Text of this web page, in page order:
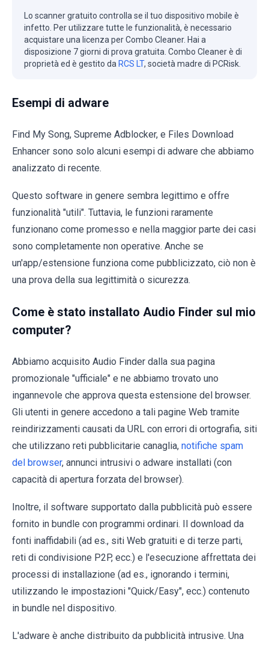
Lo scanner gratuito controlla se il tuo dispositivo mobile è
infetto. Per utilizzare tutte le funzionalità, è necessario
acquistare una licenza per Combo Cleaner. Hai a
disposizione 7 giorni di prova gratuita. Combo Cleaner è di
proprietà ed è gestito da RCS LT, società madre di PCRisk.
Esempi di adware
Find My Song, Supreme Adblocker, e Files Download
Enhancer sono solo alcuni esempi di adware che abbiamo
analizzato di recente.
Questo software in genere sembra legittimo e offre
funzionalità "utili". Tuttavia, le funzioni raramente
funzionano come promesso e nella maggior parte dei casi
sono completamente non operative. Anche se
un'app/estensione funziona come pubblicizzato, ciò non è
una prova della sua legittimità o sicurezza.
Come è stato installato Audio Finder sul mio
computer?
Abbiamo acquisito Audio Finder dalla sua pagina
promozionale "ufficiale" e ne abbiamo trovato uno
ingannevole che approva questa estensione del browser.
Gli utenti in genere accedono a tali pagine Web tramite
reindirizzamenti causati da URL con errori di ortografia, siti
che utilizzano reti pubblicitarie canaglia, notifiche spam
del browser, annunci intrusivi o adware installati (con
capacità di apertura forzata del browser).
Inoltre, il software supportato dalla pubblicità può essere
fornito in bundle con programmi ordinari. Il download da
fonti inaffidabili (ad es., siti Web gratuiti e di terze parti,
reti di condivisione P2P, ecc.) e l'esecuzione affrettata dei
processi di installazione (ad es., ignorando i termini,
utilizzando le impostazioni "Quick/Easy", ecc.) contenuto
in bundle nel dispositivo.
L'adware è anche distribuito da pubblicità intrusive. Una